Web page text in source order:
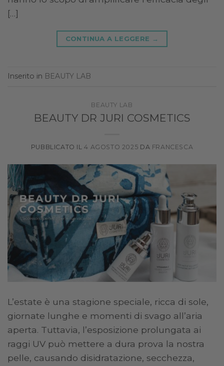
[…]
CONTINUA A LEGGERE →
Inserito in BEAUTY LAB
BEAUTY LAB
BEAUTY DR JURI COSMETICS
PUBBLICATO IL4 AGOSTO 2025 DA FRANCESCA
L’estate è una stagione speciale, ricca di sole,
giornate lunghe e momenti di svago all’aria
aperta. Tuttavia, l’esposizione prolungata ai
raggi UV può mettere a dura prova la nostra
pelle, causando disidratazione, secchezza,